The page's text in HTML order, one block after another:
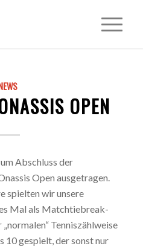
OPEN
Abschluss der
Open ausgetragen.
spielten wir unsere
Mal als Matchtiebreak-
Tenniszählweise
10 gespielt, der sonst nur